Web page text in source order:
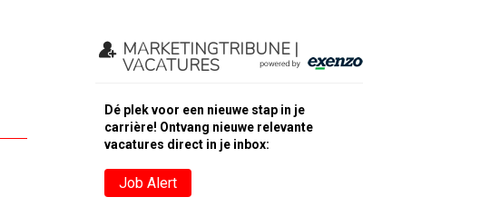
MARKETINGTRIBUNE |
VACATURES
Dé plek voor een nieuwe stap in je
carrière! Ontvang nieuwe relevante
vacatures direct in je inbox:
Job Alert